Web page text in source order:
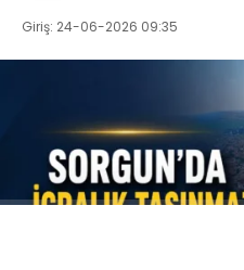
Giriş: 24-06-2026 09:35